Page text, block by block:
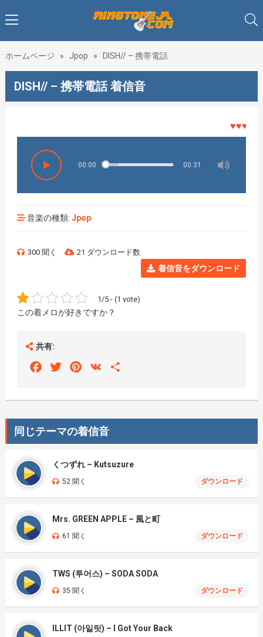
ホームページ » Jpop » DISH// – 携帯電話
DISH// – 携帯電話 着信音
♥♥♥着メ
00:00 00:31
音楽の種類: Jpop
300 聞く 21 ダウンロード数
着信音をダウンロード
1/5 - (1 vote)
この着メロが好きですか？
共有:
FacebookTwitterPinterest
VK
同じテーマの着信音
くつずれ – Kutsuzure
52 聞く ダウンロード
Mrs. GREEN APPLE – 風と町
61 聞く ダウンロード
TWS (투어스) – SODA SODA
35 聞く ダウンロード
ILLIT (아일릿) – I Got Your Back